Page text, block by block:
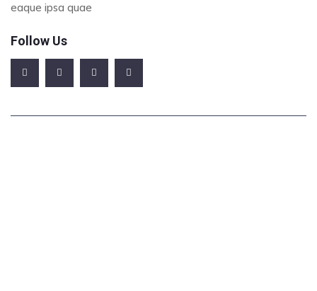
eaque ipsa quae
Follow Us